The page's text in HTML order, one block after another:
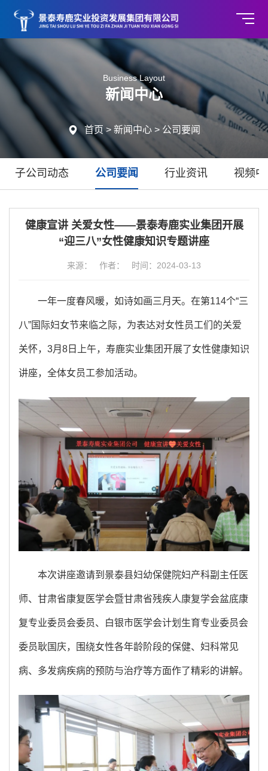
Business Layout
新闻中心
 首页 > 新闻中心 > 公司要闻
子公司动态 公司要闻 行业资讯 视频
健康宣讲 关爱女性——景泰寿鹿实业集团开展
“迎三八”女性健康知识专题讲座
来源： 作者： 时间：2024-03-13
一年一度春风暖，如诗如画三月天。在第114个“三
八”国际妇女节来临之际，为表达对女性员工们的关爱
关怀，3月8日上午，寿鹿实业集团开展了女性健康知识
讲座，全体女员工参加活动。
本次讲座邀请到景泰县妇幼保健院妇产科副主任医
师、甘肃省康复医学会暨甘肃省残疾人康复学会盆底康
复专业委员会委员、白银市医学会计划生育专业委员会
委员耿国庆，围绕女性各年龄阶段的保健、妇科常见
病、多发病疾病的预防与治疗等方面作了精彩的讲解。